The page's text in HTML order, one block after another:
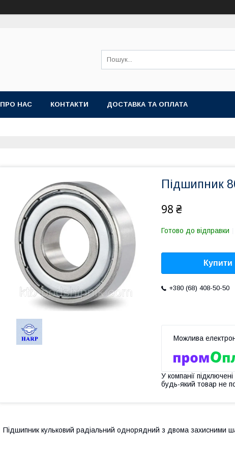
ПРО НАС КОНТАКТИ ДОСТАВКА ТА ОПЛАТА
Підшипник
98 ₴
Готово до відправки
Купити
+380 (68) 408-50-50
У компанії
будь-який товар не
Підшипник кульковий радіальний однорядний з двома захисними